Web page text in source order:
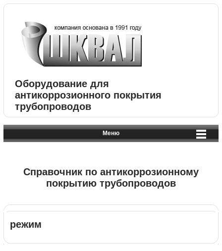
Оборудование для
антикоррозионного покрытия
трубопроводов
Меню
Справочник по антикоррозионному
покрытию трубопроводов
режим